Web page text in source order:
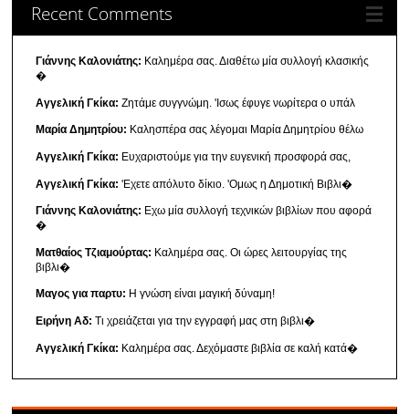
Recent Comments
Γιάννης Καλονιάτης: Καλημέρα σας. Διαθέτω μία συλλογή κλασικής
�
Αγγελική Γκίκα: Ζητάμε συγγνώμη. 'Ισως έφυγε νωρίτερα ο υπάλ
Μαρία Δημητρίου: Καλησπέρα σας λέγομαι Μαρία Δημητρίου θέλω
Αγγελική Γκίκα: Ευχαριστούμε για την ευγενική προσφορά σας,
Αγγελική Γκίκα: 'Εχετε απόλυτο δίκιο. 'Ομως η Δημοτική Βιβλι�
Γιάννης Καλονιάτης: Εχω μία συλλογή τεχνικών βιβλίων που αφορά
�
Ματθαίος Τζιαμούρτας: Καλημέρα σας. Οι ώρες λειτουργίας της
βιβλι�
Μαγος για παρτυ: Η γνώση είναι μαγική δύναμη!
Ειρήνη Αδ: Τι χρειάζεται για την εγγραφή μας στη βιβλι�
Αγγελική Γκίκα: Καλημέρα σας. Δεχόμαστε βιβλία σε καλή κατά�